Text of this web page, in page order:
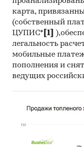
цемента 44-ФЗ и
2017 года по
определен
участвующих или
стоимости
максимальной
Параметры
Профили
карта,
(собственный
ЦУПИС* [1]
легальность
мобильные
пополнения и
ведущих